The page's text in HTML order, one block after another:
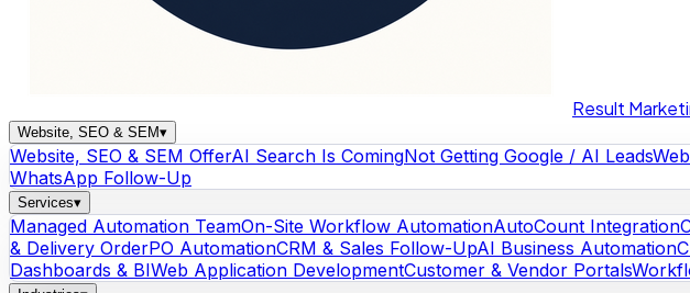
Result
Website, SEO & SEM▾
Website, SEO & SEM OfferAI Search Is ComingNot Getting Google / AI Leads
WhatsApp Follow-Up
Services▾
Managed Automation TeamOn-Site Workflow AutomationAutoCount Integration
& Delivery OrderPO AutomationCRM & Sales Follow-UpAI Business Automation
Dashboards & BIWeb Application DevelopmentCustomer & Vendor Portals